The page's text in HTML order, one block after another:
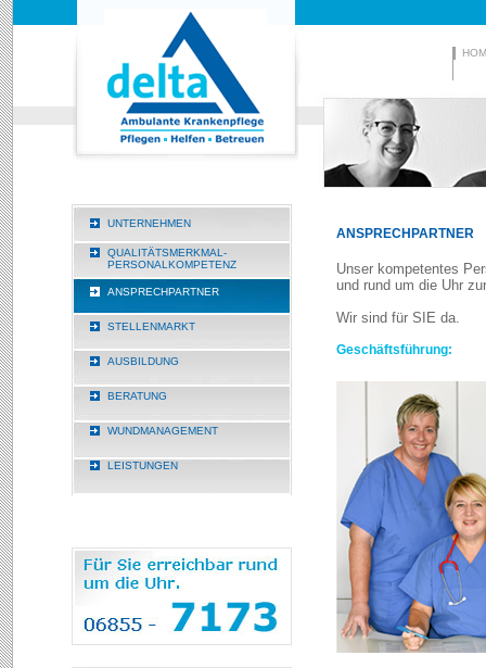
UNTERNEHMEN
QUALITÄTSMERKMAL-
PERSONALKOMPETENZ
ANSPRECHPARTNER
STELLENMARKT
AUSBILDUNG
BERATUNG
WUNDMANAGEMENT
LEISTUNGEN
ANSPRECHPARTNER
Unser kompetentes
und rund um die Uhr
Wir sind für SIE da.
Geschäftsführung: